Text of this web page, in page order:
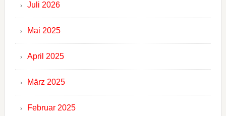
Juli 2026
Mai 2025
April 2025
März 2025
Februar 2025